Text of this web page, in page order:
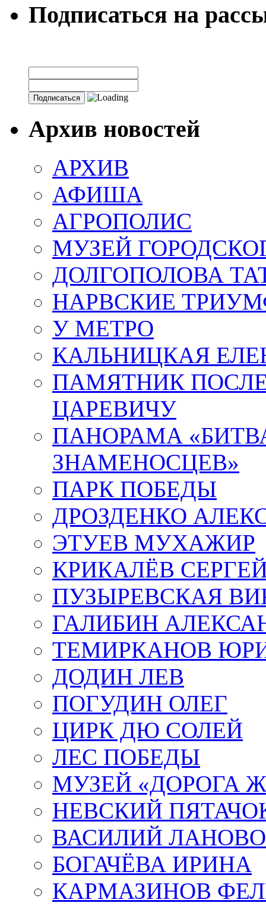
Подписаться на
Архив новостей
АРХИВ
АФИША
АГРОПОЛИС
МУЗЕЙ
ДОЛГОПОЛОВА
НАРВСКИЕ
У МЕТРО
КАЛЬНИЦКАЯ
ПАМЯТНИК
ЦАРЕВИЧУ
ПАНОРАМА
ЗНАМЕНОСЦЕВ»
ПАРК ПОБЕДЫ
ДРОЗДЕНКО
ЭТУЕВ МУХАЖИР
КРИКАЛЁВ
ПУЗЫРЕВСКАЯ
ГАЛИБИН
ТЕМИРКАНОВ
ДОДИН ЛЕВ
ПОГУДИН ОЛЕГ
ЦИРК ДЮ СОЛЕЙ
ЛЕС ПОБЕДЫ
МУЗЕЙ «ДОРОГА
НЕВСКИЙ
ВАСИЛИЙ
БОГАЧЁВА ИРИНА
КАРМАЗИНОВ